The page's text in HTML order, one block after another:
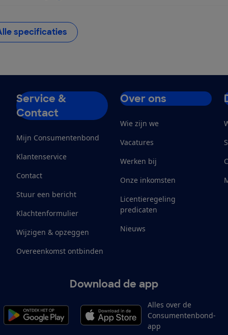
specificaties
Service &
Contact
Mijn Consumentenbond
Klantenservice
Contact
Stuur een bericht
Klachtenformulier
Wijzigen & opzeggen
Overeenkomst ontbinden
Over ons
Wie zijn we
Vacatures
Werken bij
Onze inkomsten
Licentieregeling
predicaten
Nieuws
Download de app
Alles over de
Consumentenbond-
app